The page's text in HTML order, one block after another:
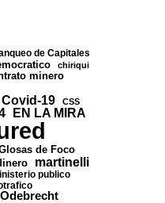
de Capitales
chiriqui
minero
Covid-19 CSS
EN LA MIRA
de Foco
martinelli
publico
Odebrecht